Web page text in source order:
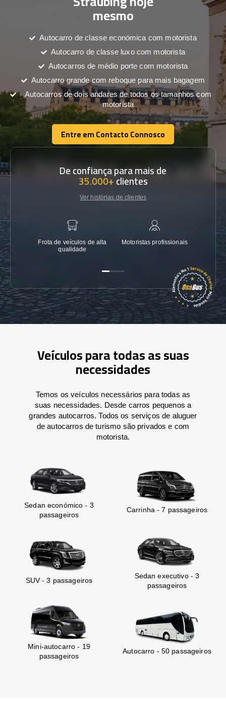
mesmo
Autocarro de classe económica com motorista
Autocarro de classe luxo com motorista
Autocarros de médio porte com motorista
Autocarro grande com reboque para mais bagagem
Autocarros de dois andares de todos os tamanhos com
motorista
Entre em Contacto Connosco
Entre em Contacto Connosco
De confiança para mais de
35.000+clientes
Ver histórias de clientes
Frota de veículos de alta
qualidade
Motoristas profissionais
Veículos para todas as suas
necessidades
Temos os veículos necessários para todas as
suas necessidades. Desde carros pequenos a
grandes autocarros. Todos os serviços de aluguer
de autocarros de turismo são privados e com
motorista.
Sedan económico - 3
passageiros
Carrinha - 7 passageiros
SUV - 3 passageiros
Sedan executivo - 3
passageiros
Mini-autocarro - 19
passageiros
Autocarro - 50 passageiros